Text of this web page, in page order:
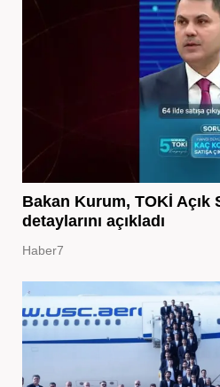
Bakan Kurum, TOKİ Açık
detaylarını açıkladı
Haber7